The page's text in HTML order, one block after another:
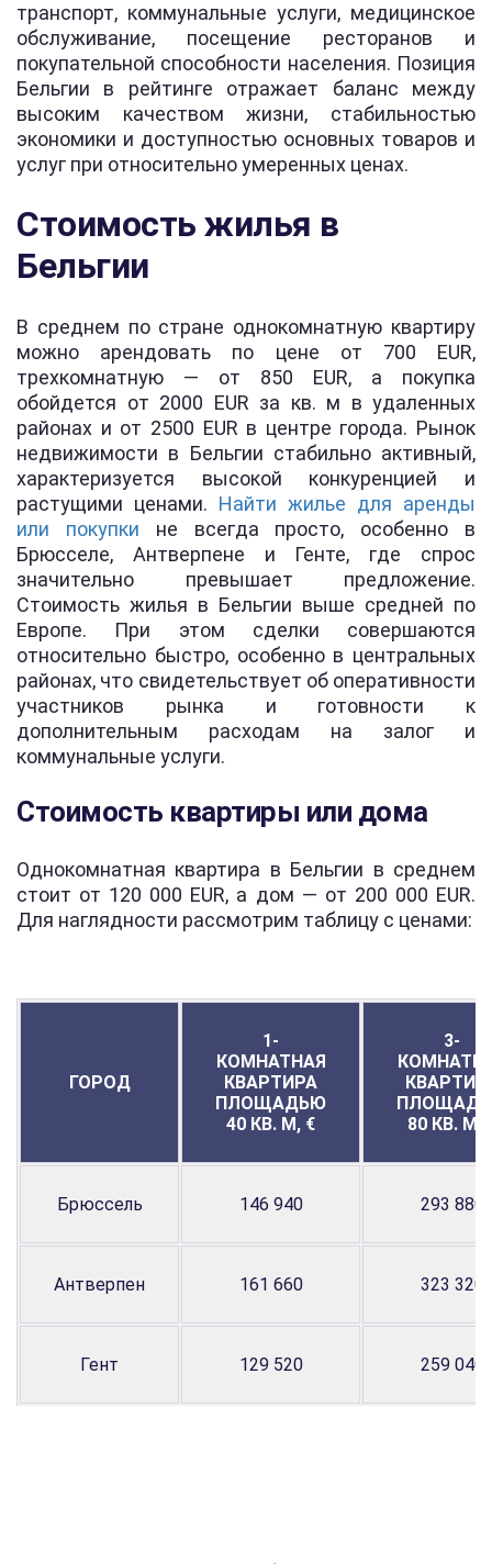
транспорт, коммунальные услуги, медицинское
обслуживание, посещение ресторанов и
покупательной способности населения. Позиция
Бельгии в рейтинге отражает баланс между
высоким качеством жизни, стабильностью
экономики и доступностью основных товаров и
услуг при относительно умеренных ценах.
Стоимость жилья в
Бельгии
В среднем по стране однокомнатную квартиру
можно арендовать по цене от 700 EUR,
трехкомнатную — от 850 EUR, а покупка
обойдется от 2000 EUR за кв. м в удаленных
районах и от 2500 EUR в центре города. Рынок
недвижимости в Бельгии стабильно активный,
характеризуется высокой конкуренцией и
растущими ценами. Найти жилье для аренды
или покупки не всегда просто, особенно в
Брюсселе, Антверпене и Генте, где спрос
значительно превышает предложение.
Стоимость жилья в Бельгии выше средней по
Европе. При этом сделки совершаются
относительно быстро, особенно в центральных
районах, что свидетельствует об оперативности
участников рынка и готовности к
дополнительным расходам на залог и
коммунальные услуги.
Стоимость квартиры или дома
Однокомнатная квартира в Бельгии в среднем
стоит от 120 000 EUR, а дом — от 200 000 EUR.
Для наглядности рассмотрим таблицу с ценами:
ГОРОД
1-
КОМНАТНАЯ
КВАРТИРА
ПЛОЩАДЬЮ
40 КВ. М, €
3-
80 КВ. М,
Брюссель 146 940 293 880
Антверпен 161 660 323 320
Гент 129 520 259 040